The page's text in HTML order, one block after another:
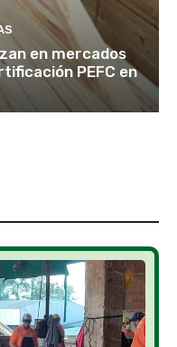
en mercados
PEFC en